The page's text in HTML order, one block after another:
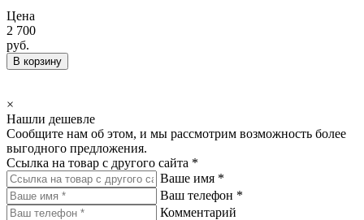
Цена
2 700
руб.
В корзину
×
Нашли дешевле
Сообщите нам об этом, и мы рассмотрим возможность более
выгодного предложения.
Ссылка на товар с другого сайта *
Ваше имя *
Ваш телефон *
Комментарий